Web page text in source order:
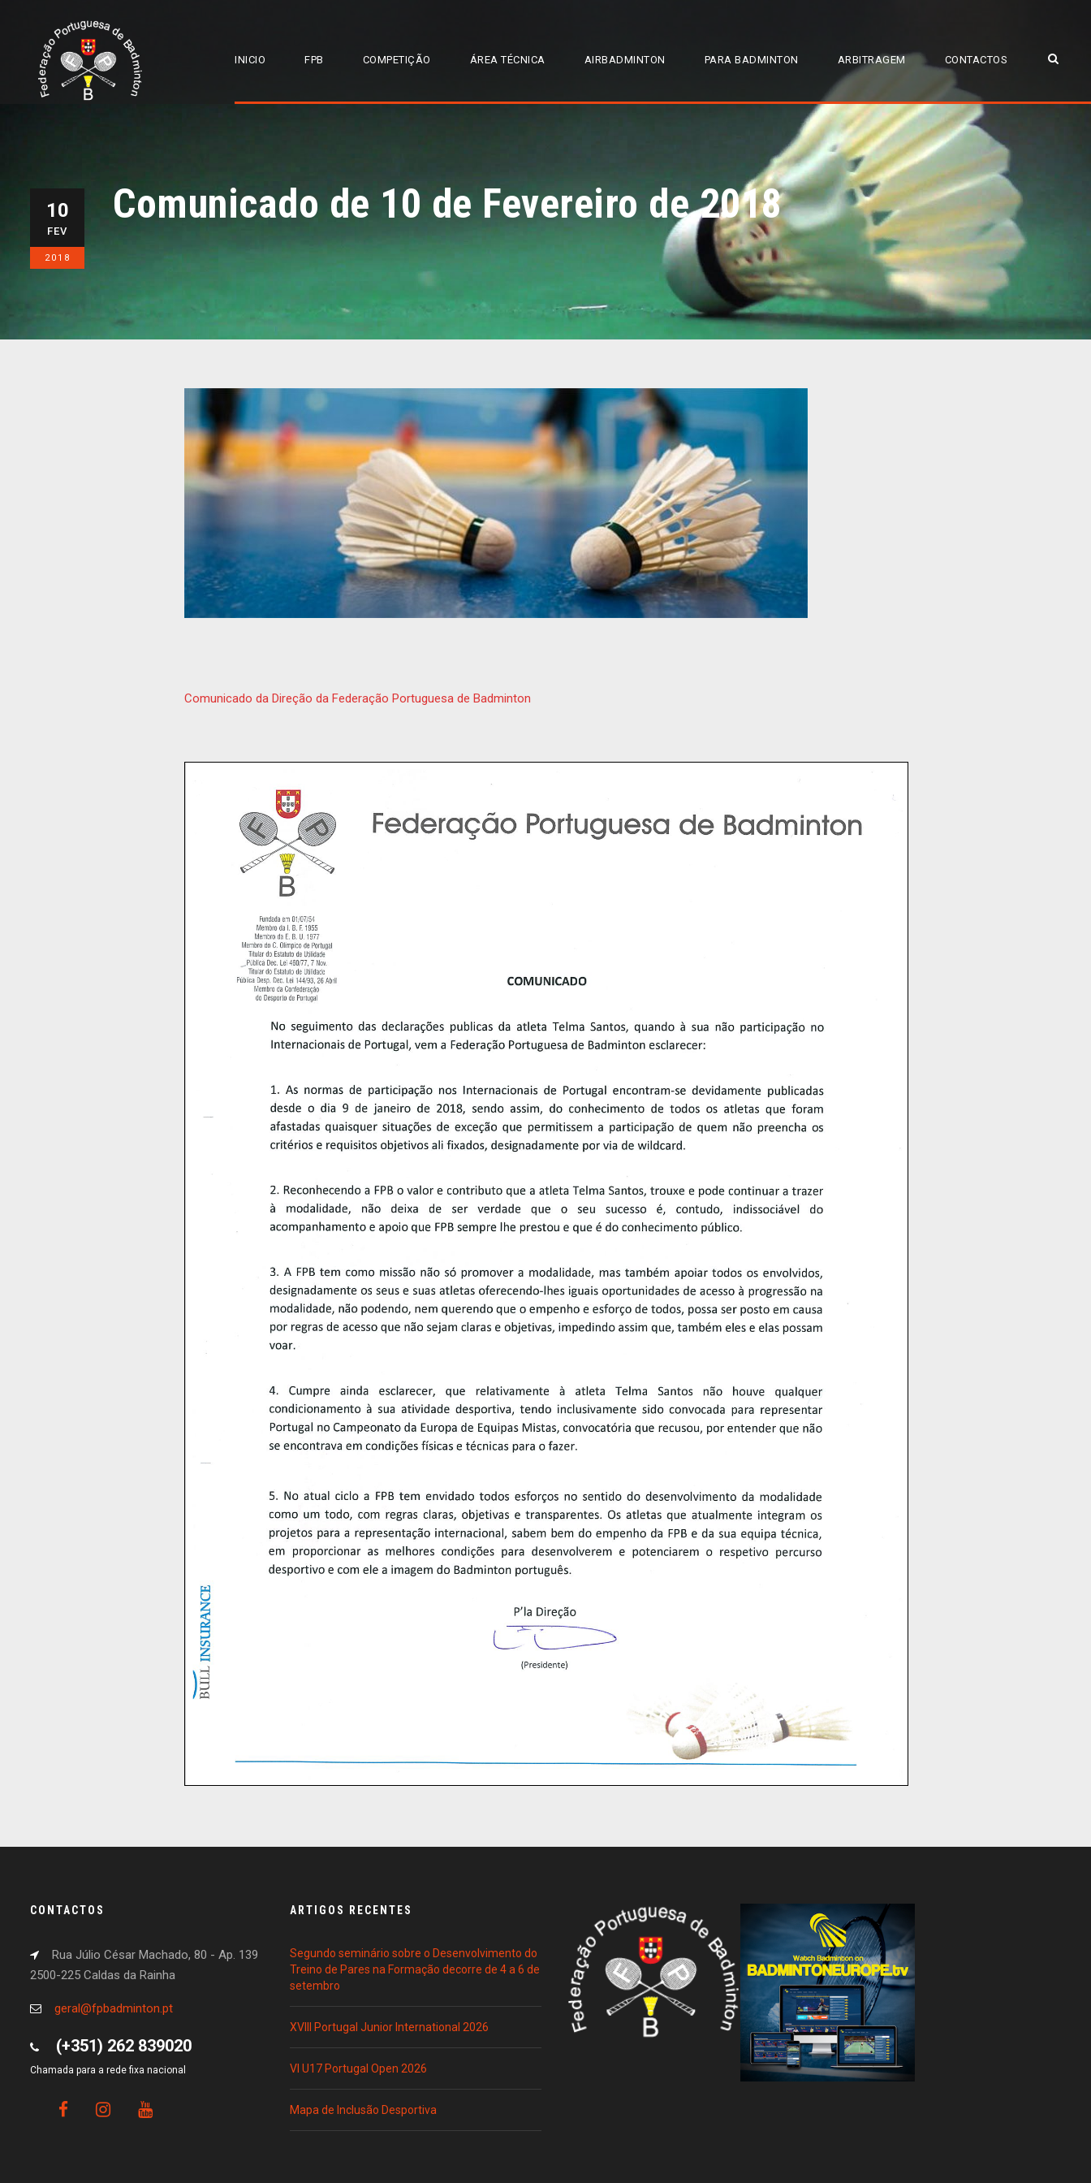
INICIO FPB COMPETIÇÃO ÁREA TÉCNICA AIRBADMINTON PARA BADMINTON ARBITRAGEM CONTACTOS
10
FEV
2018
Comunicado de 10 de Fevereiro de 2018
Comunicado da Direção da Federação Portuguesa de Badminton
CONTACTOS
Rua Júlio César Machado, 80 - Ap. 139
2500-225 Caldas da Rainha
geral@fpbadminton.pt
(+351) 262 839020
Chamada para a rede fixa nacional
ARTIGOS RECENTES
Segundo seminário sobre o Desenvolvimento do
Treino de Pares na Formação decorre de 4 a 6 de
setembro
XVIII Portugal Junior International 2026
VI U17 Portugal Open 2026
Mapa de Inclusão Desportiva